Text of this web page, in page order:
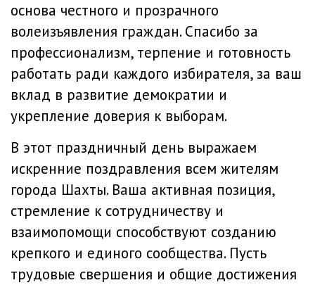
основа честного и прозрачного
волеизъявления граждан. Спасибо за
профессионализм, терпение и готовность
работать ради каждого избирателя, за ваш
вклад в развитие демократии и
укрепление доверия к выборам.
В этот праздничный день выражаем
искренние поздравления всем жителям
города Шахты. Ваша активная позиция,
стремление к сотрудничеству и
взаимопомощи способствуют созданию
крепкого и единого сообщества. Пусть
трудовые свершения и общие достижения